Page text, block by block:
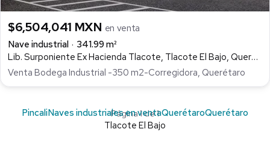
$6,504,041 MXN en venta
Nave industrial
341.99 m²
Lib. Surponiente Ex Hacienda Tlacote, Tlacote El Bajo, Querétaro
Venta Bodega Industrial -350 m2-Corregidora, Querétaro
Página 1 de 1
PincaliNaves industriales en ventaQuerétaroQuerétaro
Tlacote El Bajo